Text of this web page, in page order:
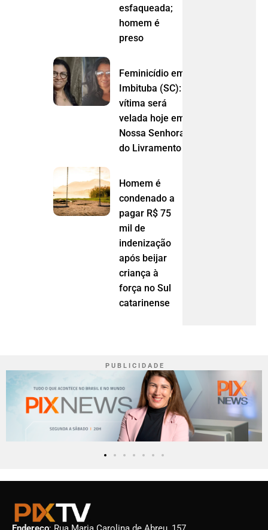
esfaqueada;
homem é
preso
Feminicídio em
Imbituba (SC):
vítima será
velada hoje em
Nossa Senhora
do Livramento (MT)
Homem é
condenado a
pagar R$ 75
mil de
indenização
após beijar
criança à
força no Sul
catarinense
P U B L I C I D A D E